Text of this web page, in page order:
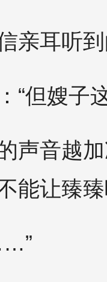
亲耳听
“但嫂
声音越
能让臻